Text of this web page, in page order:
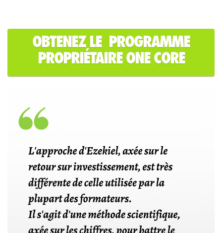
OBTENEZ LE PROGRAMME
PROPRIÉTAIRE ONE CORE